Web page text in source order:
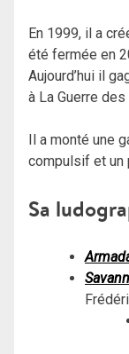
En 1999, il a
été fermée en
Aujourd’hui il
à La Guerre
Il a monté une
compulsif et un
Sa